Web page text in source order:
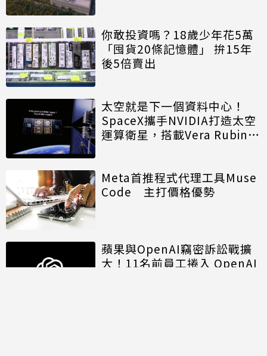
你敢投資嗎？18歲少年花5萬
「囤貨20條記憶體」 拚15年
後5倍賣出
太空就是下一個資料中心！
SpaceX攜手NVIDIA打造太空
運算衛星，搭載Vera Rubin運
Meta首推程式代理工具Muse
Code 主打價格優勢
蘋果與OpenAI竊密訴訟戰擴
大！11名前員工捲入 OpenAI